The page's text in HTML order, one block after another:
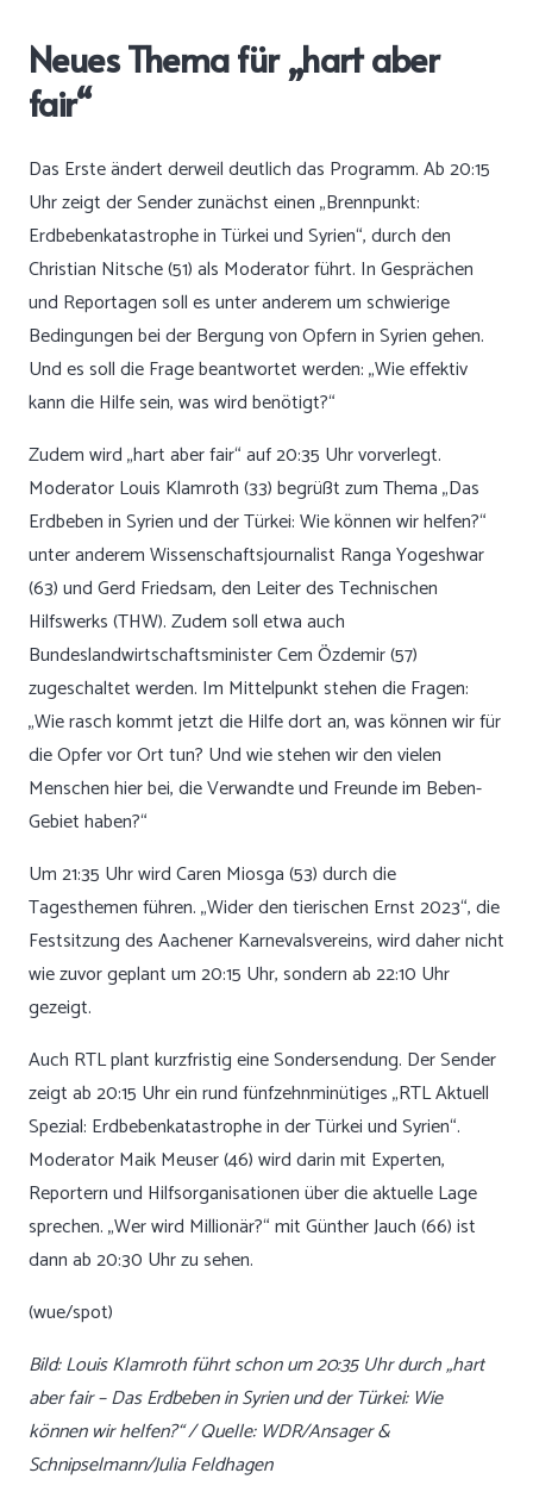
Neues Thema für „hart aber
fair“
Das Erste ändert derweil deutlich das Programm. Ab 20:15
Uhr zeigt der Sender zunächst einen „Brennpunkt:
Erdbebenkatastrophe in Türkei und Syrien“, durch den
Christian Nitsche (51) als Moderator führt. In Gesprächen
und Reportagen soll es unter anderem um schwierige
Bedingungen bei der Bergung von Opfern in Syrien gehen.
Und es soll die Frage beantwortet werden: „Wie effektiv
kann die Hilfe sein, was wird benötigt?“
Zudem wird „hart aber fair“ auf 20:35 Uhr vorverlegt.
Moderator Louis Klamroth (33) begrüßt zum Thema „Das
Erdbeben in Syrien und der Türkei: Wie können wir helfen?“
unter anderem Wissenschaftsjournalist Ranga Yogeshwar
(63) und Gerd Friedsam, den Leiter des Technischen
Hilfswerks (THW). Zudem soll etwa auch
Bundeslandwirtschaftsminister Cem Özdemir (57)
zugeschaltet werden. Im Mittelpunkt stehen die Fragen:
„Wie rasch kommt jetzt die Hilfe dort an, was können wir für
die Opfer vor Ort tun? Und wie stehen wir den vielen
Menschen hier bei, die Verwandte und Freunde im Beben-
Gebiet haben?“
Um 21:35 Uhr wird Caren Miosga (53) durch die
Tagesthemen führen. „Wider den tierischen Ernst 2023“, die
Festsitzung des Aachener Karnevalsvereins, wird daher nicht
wie zuvor geplant um 20:15 Uhr, sondern ab 22:10 Uhr
gezeigt.
Auch RTL plant kurzfristig eine Sondersendung. Der Sender
zeigt ab 20:15 Uhr ein rund fünfzehnminütiges „RTL Aktuell
Spezial: Erdbebenkatastrophe in der Türkei und Syrien“.
Moderator Maik Meuser (46) wird darin mit Experten,
Reportern und Hilfsorganisationen über die aktuelle Lage
sprechen. „Wer wird Millionär?“ mit Günther Jauch (66) ist
dann ab 20:30 Uhr zu sehen.
(wue/spot)
Bild: Louis Klamroth führt schon um 20:35 Uhr durch „hart
aber fair – Das Erdbeben in Syrien und der Türkei: Wie
können wir helfen?“ / Quelle: WDR/Ansager &
Schnipselmann/Julia Feldhagen